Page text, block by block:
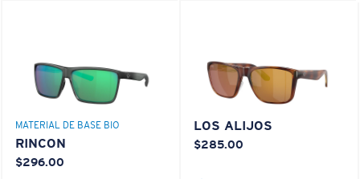
MATERIAL DE BASE BIO
RINCON
$296.00
LOS ALIJOS
$285.00